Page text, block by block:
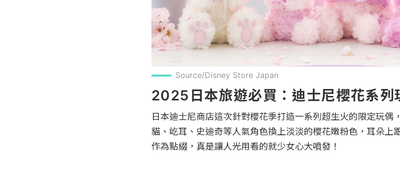
Source/Disney Store Japan
2025日本旅遊必買：迪士尼櫻花系列
日本迪士尼商店這次針對櫻花季打造一系列超生火的限定玩偶
貓、屹耳、史迪奇等人氣角色換上淡淡的櫻花嫩粉色，耳朵上
作為點綴，真是讓人光用看的就少女心大噴發！